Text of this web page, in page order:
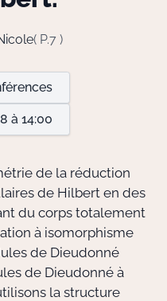
Doctorant·e·s
Bibliothèque
Informatique
( P.7 )
à 14:00
de la réduction
de Hilbert en des
du corps totalement
à isomorphisme
de Dieudonné
de Dieudonné à
la structure